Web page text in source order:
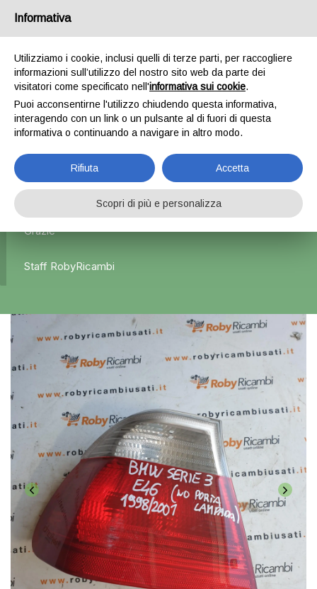
Home Esterni Fanali posteriori
Fanale Posteriore
Sinistro BMW Serie 3 E46 – 1998/2001
L'azienda Resta Chiusa Dal 5.08 Al 31.08 Qualsiasi
Ordine Verrà Accettato Ma La Spedizione Ripartirà Dal 1
Grazie
Staff RobyRicambi
Informativa
Utilizziamo i cookie, inclusi quelli di terze parti, per raccogliere
informazioni sull’utilizzo del nostro sito web da parte dei
visitatori come specificato nell'informativa sui cookie.
Puoi acconsentirne l'utilizzo chiudendo questa informativa,
interagendo con un link o un pulsante al di fuori di questa
informativa o continuando a navigare in altro modo.
Rifiuta Accetta
Scopri di più e personalizza